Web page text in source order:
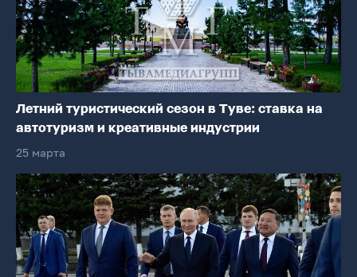
Летний туристический сезон в Туве: ставка на
автотуризм и креативные индустрии
25 марта